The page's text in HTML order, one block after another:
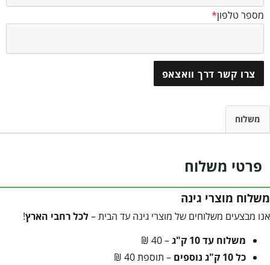
מספר טלפון*
צרו קשר דרך וואצאפ
משלוח
פרטי משלוח
משלוח מוצרי גינה
אנו מבצעים משלוחים של מוצרי גינה עד הבית –לכל רחבי הארץ!
משלוח עד 10 ק"ג
– 40 ₪
כל 10 ק"ג נוספים
– תוספת 40 ₪